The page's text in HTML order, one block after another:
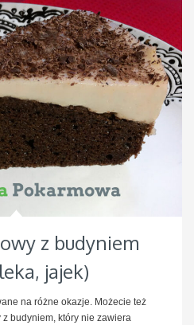
z budyniem
jajek)
na różne okazje. Możecie też
z budyniem, który nie zawiera